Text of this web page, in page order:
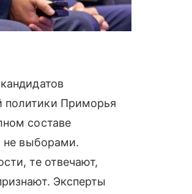
политики Приморья
составе
не выборами.
те отвечают,
Эксперты